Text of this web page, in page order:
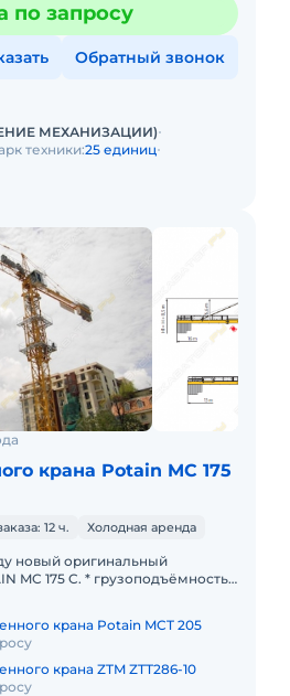
по запросу
Обратный звонок
МЕХАНИЗАЦИИ)
техники:25 единиц
крана Potain MC 175
12 ч. Холодная аренда
новый оригинальный
MC 175 C. * грузоподъёмность
крана Potain MCT 205
крана ZTM ZTT286-10